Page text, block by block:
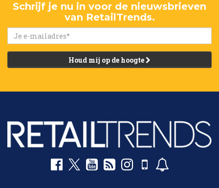
Schrijf je nu in voor de nieuwsbrieven
van RetailTrends.
Houd mij op de hoogte